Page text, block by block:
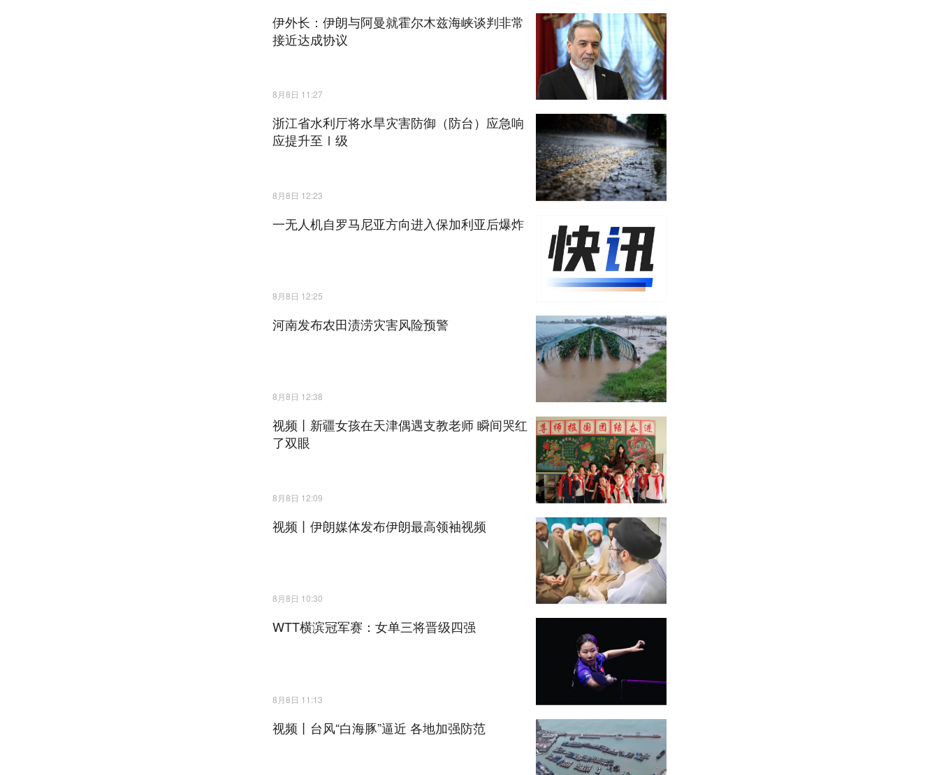
伊外长：伊朗与阿曼就霍尔木兹海峡谈判非常
接近达成协议
8月8日 11:27
浙江省水利厅将水旱灾害防御（防台）应急响
应提升至Ⅰ级
8月8日 12:23
一无人机自罗马尼亚方向进入保加利亚后爆炸
8月8日 12:25
河南发布农田渍涝灾害风险预警
8月8日 12:38
视频丨新疆女孩在天津偶遇支教老师 瞬间哭红
了双眼
8月8日 12:09
视频丨伊朗媒体发布伊朗最高领袖视频
8月8日 10:30
WTT横滨冠军赛：女单三将晋级四强
8月8日 11:13
视频丨台风“白海豚”逼近 各地加强防范